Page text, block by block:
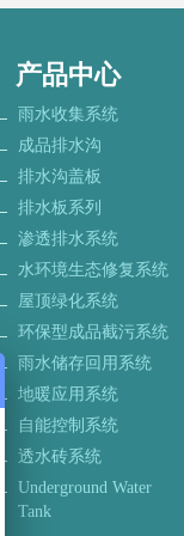
产品中心
雨水收集系统
成品排水沟
排水沟盖板
排水板系列
渗透排水系统
水环境生态修复系统
屋顶绿化系统
环保型成品截污系统
雨水储存回用系统
地暖应用系统
自能控制系统
透水砖系统
Underground Water
Tank